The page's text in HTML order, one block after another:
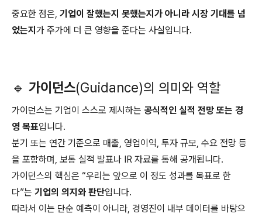
중요한 점은, 기업이 잘했는지 못했는지가 아니라 시장 기대를 넘
었는지 가 주가에 더 큰 영향을 준다는 사실입니다.
🔹 가이던스(Guidance)의 의미와 역할
가이던스는 기업이 스스로 제시하는 공식적인 실적 전망 또는 경
영 목표입니다.
분기 또는 연간 기준으로 매출, 영업이익, 투자 규모, 수요 전망 등
을 포함하며, 보통 실적 발표나 IR 자료를 통해 공개됩니다.
가이던스의 핵심은 “우리는 앞으로 이 정도 성과를 목표로 한
다”는 기업의 의지와 판단입니다.
따라서 이는 단순 예측이 아니라, 경영진이 내부 데이터를 바탕으